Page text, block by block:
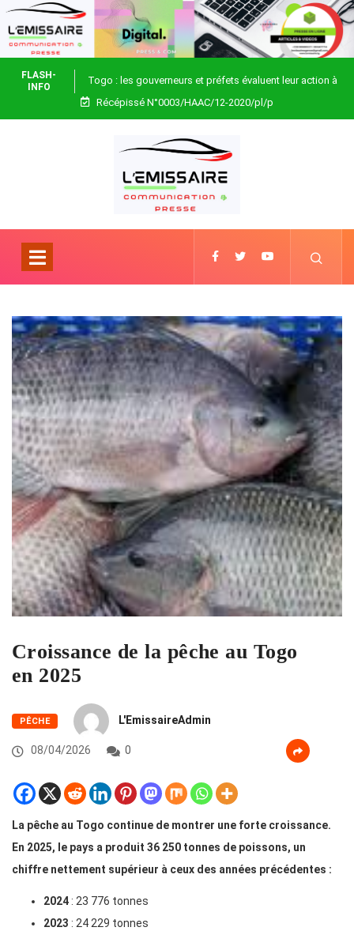
FLASH-
INFO
Togo : les gouverneurs et préfets évaluent leur action à
Blitta
Récépissé N°0003/HAAC/12-2020/pl/p
Croissance de la pêche au Togo
en 2025
PÊCHE L'EmissaireAdmin
08/04/2026 0
La pêche au Togo continue de montrer une forte croissance.
En 2025, le pays a produit 36 250 tonnes de poissons, un
chiffre nettement supérieur à ceux des années précédentes :
2024 : 23 776 tonnes
2023 : 24 229 tonnes